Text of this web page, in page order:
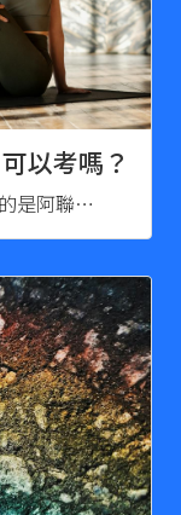
以考嗎？
是阿聯…